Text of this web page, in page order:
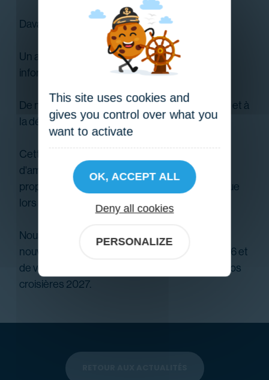
Davantage de photos et de vidéos ;
Un accès simplifié aux réservations et aux
informations pratiques ;
De nouveaux contenus consacrés à la Moselle et à
la découverte de Metz depuis l'eau.
Cette évolution s'inscrit dans notre volonté
d'améliorer continuellement l'expérience
proposée à nos passagers, aussi bien à bord que
lors de la préparation de leur visite.
Nous avons hâte de vous faire découvrir cette
nouvelle plateforme à partir de septembre 2026 et
de vous accompagner dans la préparation de vos
croisières 2027.
This site uses cookies and
gives you control over what you
want to activate
OK, ACCEPT ALL
Deny all cookies
PERSONALIZE